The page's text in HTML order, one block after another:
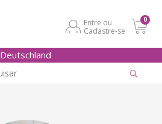
Entre ou
Cadastre-se
0
Deutschland